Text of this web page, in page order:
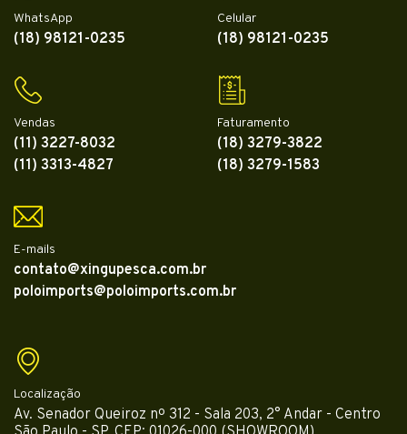
WhatsApp
(18) 98121-0235
Celular
(18) 98121-0235
Vendas
(11) 3227-8032
(11) 3313-4827
Faturamento
(18) 3279-3822
(18) 3279-1583
E-mails
contato@xingupesca.com.br
poloimports@poloimports.com.br
Localização
Av. Senador Queiroz nº 312 - Sala 203, 2° Andar - Centro